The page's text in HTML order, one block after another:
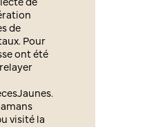
de
de
Pour
ont été
visité la